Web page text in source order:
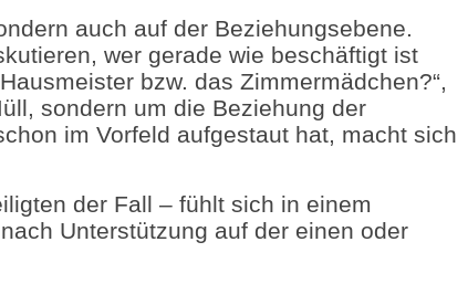
auch auf der Beziehungsebene.
wer gerade wie beschäftigt ist
bzw. das Zimmermädchen?“,
sondern um die Beziehung der
im Vorfeld aufgestaut hat, macht sich
der Fall – fühlt sich in einem
Unterstützung auf der einen oder